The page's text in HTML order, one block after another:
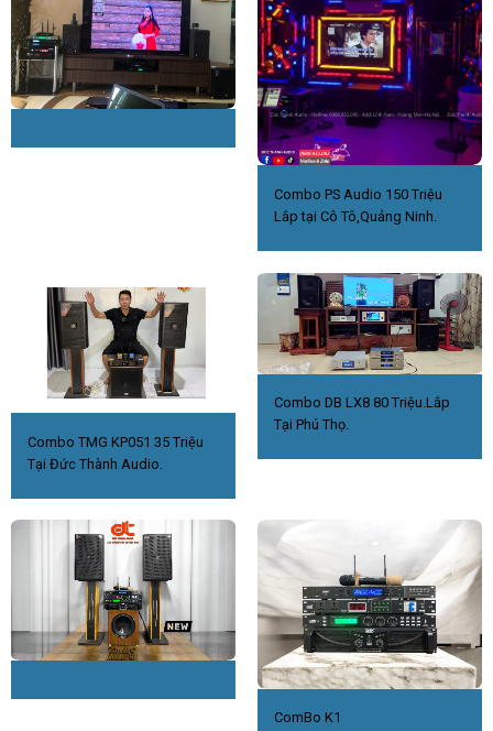
Combo PS Audio 150 Triệu
Lắp tại Cô Tô,Quảng Ninh.
Combo TMG KP051 35 Triệu
Tại Đức Thành Audio.
Combo DB LX8 80 Triệu.Lắp
Tại Phú Thọ.
ComBo K1